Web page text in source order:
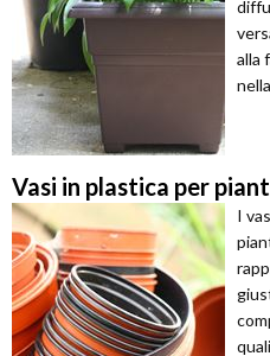
alla
Vasi in plastica per
I